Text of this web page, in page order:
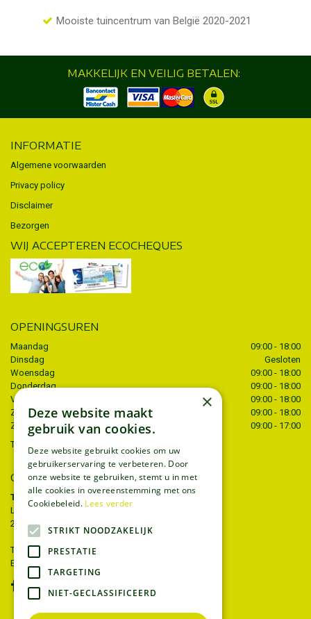
Mooiste tuincentrum van België 2020-2021
MAKKELIJK EN VEILIG BETALEN:
INFORMATIE
Algemene voorwaarden
Privacy policy
Disclaimer
Bezorgen
WIJ ACCEPTEREN ECOCHEQUES
OPENINGSUREN
Maandag
09:00 - 18:00
Dinsdag
Gesloten
Woensdag
09:00 - 18:00
Donderdag
09:00 - 18:00
Vrijdag
09:00 - 18:00
Zaterdag
09:00 - 18:00
Zondag
09:00 - 17:00
Toon alle openingstijden
CONTACT
Tuincentrum Thiels
Liersesteenweg 68
2221 Heist-op-den-berg
T.
015 22 27 52
E.
×
Deze website maakt
gebruik van cookies.
Deze website gebruikt cookies om uw
gebruikerservaring te verbeteren. Door
onze website te gebruiken, stemt u in met
alle cookies in overeenstemming met ons
Cookiebeleid. Lees verder
STRIKT NOODZAKELIJK
PRESTATIE
TARGETING
NIET-GECLASSIFICEERD